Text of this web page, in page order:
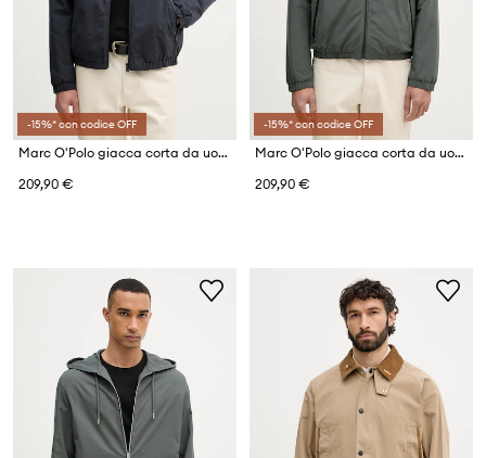
-15%* con codice OFF
Marc O'Polo giacca corta da uomo con cotone
209,90 €
-15%* con codice OFF
Marc O'Polo giacca corta da uomo con cotone
209,90 €